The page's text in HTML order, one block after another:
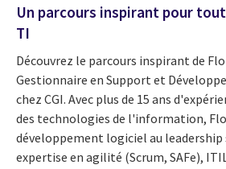
Un parcours inspirant pour
TI
Découvrez le parcours inspirant de
Gestionnaire en Support et
chez CGI. Avec plus de 15 ans
des technologies de l'information,
développement logiciel au leadership
expertise en agilité (Scrum, SAFe),